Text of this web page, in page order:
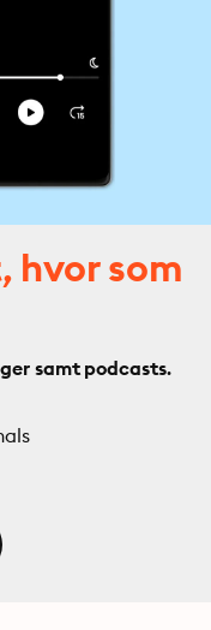
hvor som
samt podcasts.